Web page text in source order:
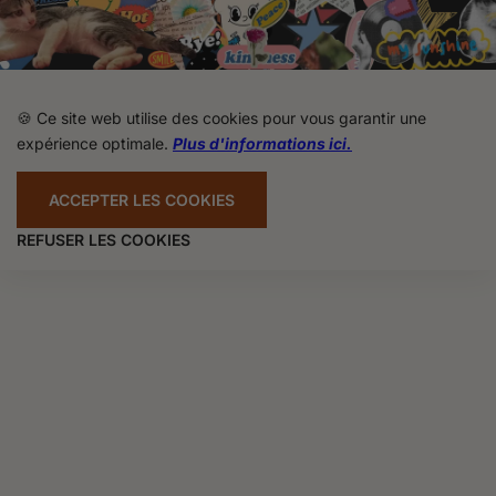
🍪 Ce site web utilise des cookies pour vous garantir une
expérience optimale. Plus d'informations ici.
ACCEPTER LES COOKIES
REFUSER LES COOKIES